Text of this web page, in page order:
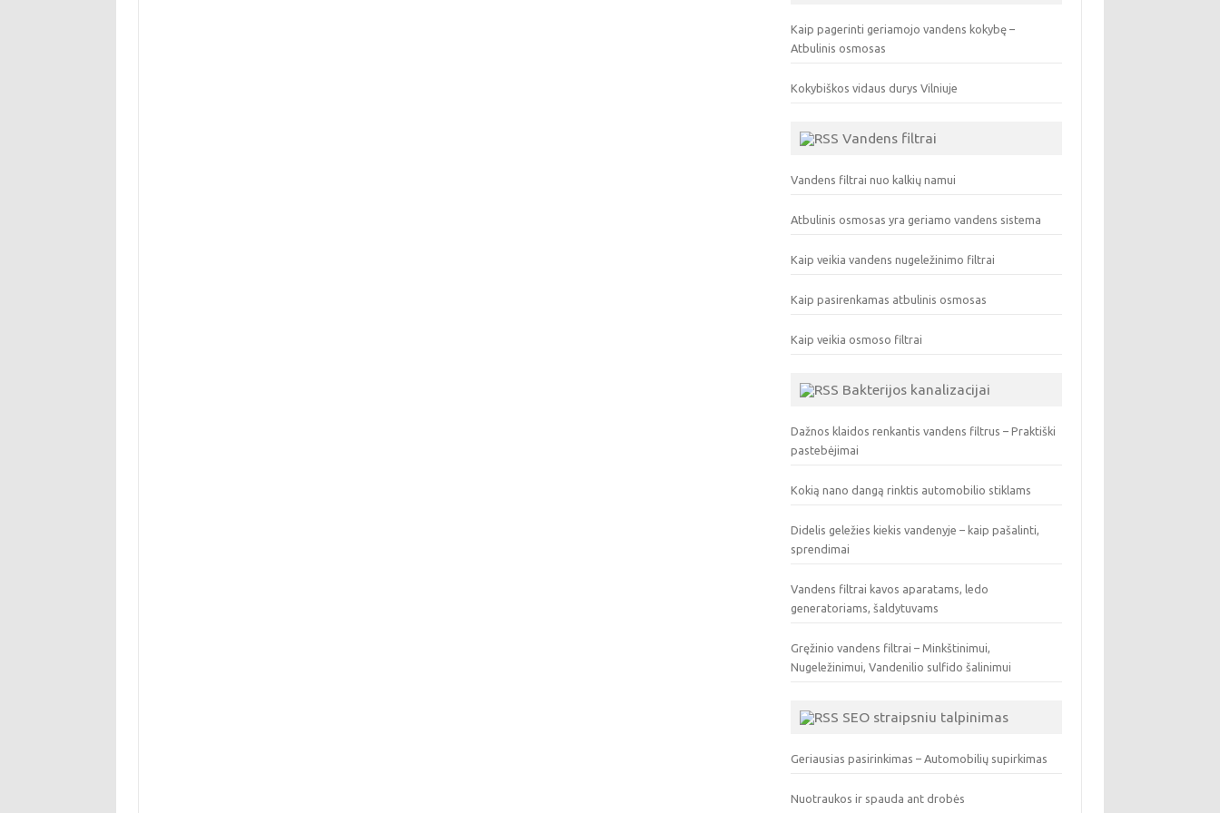
Kaip pagerinti geriamojo vandens kokybę –
Atbulinis osmosas
Kokybiškos vidaus durys Vilniuje
Vandens filtrai
Vandens filtrai nuo kalkių namui
Atbulinis osmosas yra geriamo vandens sistema
Kaip veikia vandens nugeležinimo filtrai
Kaip pasirenkamas atbulinis osmosas
Kaip veikia osmoso filtrai
Bakterijos kanalizacijai
Dažnos klaidos renkantis vandens filtrus – Praktiški
pastebėjimai
Kokią nano dangą rinktis automobilio stiklams
Didelis geležies kiekis vandenyje – kaip pašalinti,
sprendimai
Vandens filtrai kavos aparatams, ledo
generatoriams, šaldytuvams
Gręžinio vandens filtrai – Minkštinimui,
Nugeležinimui, Vandenilio sulfido šalinimui
SEO straipsniu talpinimas
Geriausias pasirinkimas – Automobilių supirkimas
Nuotraukos ir spauda ant drobės